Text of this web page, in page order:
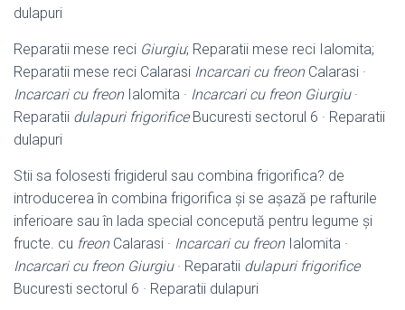
dulapuri
Reparatii mese reci Giurgiu; Reparatii mese reci Ialomita;
Reparatii mese reci Calarasi Incarcari cu freonCalarasi ·
Incarcari cu freonIalomita · Incarcari cu freon Giurgiu·
Reparatii dulapuri frigorificeBucuresti sectorul 6 · Reparatii
dulapuri
Stii sa folosesti frigiderul sau combina frigorifica? de
introducerea în combina frigorifica și se așază pe rafturile
inferioare sau în lada special concepută pentru legume și
fructe. cu freonCalarasi · Incarcari cu freonIalomita ·
Incarcari cu freon Giurgiu· Reparatii dulapuri frigorifice
Bucuresti sectorul 6 · Reparatii dulapuri